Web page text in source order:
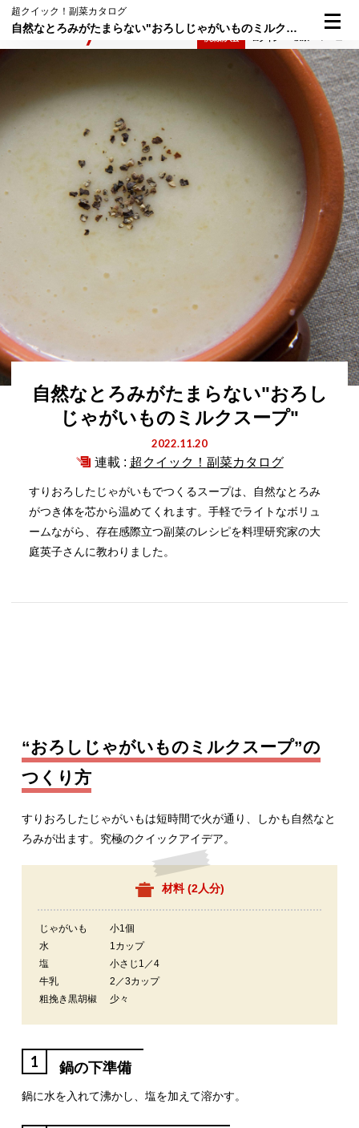
超クイック！副菜カタログ
自然なとろみがたまらない"おろしじゃがいものミルクスープ"
自然なとろみがたまらない"おろし
じゃがいものミルクスープ"
2022.11.20
連載 : 超クイック！副菜カタログ
すりおろしたじゃがいもでつくるスープは、自然なとろみ
がつき体を芯から温めてくれます。手軽でライトなボリュ
ームながら、存在感際立つ副菜のレシピを料理研究家の大
庭英子さんに教わりました。
“おろしじゃがいものミルクスープ”の
つくり方
すりおろしたじゃがいもは短時間で火が通り、しかも自然なと
ろみが出ます。究極のクイックアイデア。
材料 (2人分)
じゃがいも
小1個
水
1カップ
塩
小さじ1／4
牛乳
2／3カップ
粗挽き黒胡椒
少々
1 鍋の下準備
鍋に水を入れて沸かし、塩を加えて溶かす。